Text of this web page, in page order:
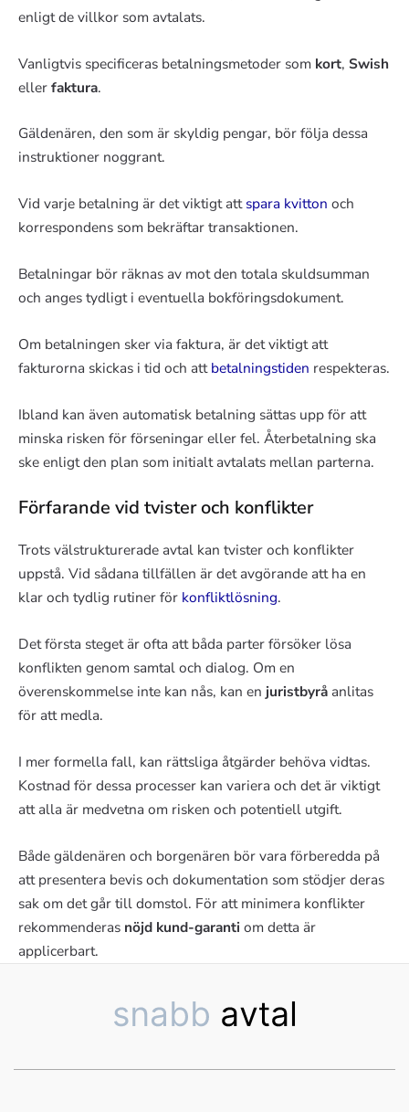
enligt de villkor som avtalats.
Vanligtvis specificeras betalningsmetoder som kort, Swish
ellerfaktura.
Gäldenären, den som är skyldig pengar, bör följa dessa
instruktioner noggrant.
Vid varje betalning är det viktigt attspara kvitton och
korrespondens som bekräftar transaktionen.
Betalningar bör räknas av mot den totala skuldsumman
och anges tydligt i eventuella bokföringsdokument.
Om betalningen sker via faktura, är det viktigt att
fakturorna skickas i tid och attbetalningstiden respekteras.
Ibland kan även automatisk betalning sättas upp för att
minska risken för förseningar eller fel. Återbetalning ska
ske enligt den plan som initialt avtalats mellan parterna.
Förfarande vid tvister och konflikter
Trots välstrukturerade avtal kan tvister och konflikter
uppstå. Vid sådana tillfällen är det avgörande att ha en
klar och tydlig rutiner för konfliktlösning.
Det första steget är ofta att båda parter försöker lösa
konflikten genom samtal och dialog. Om en
överenskommelse inte kan nås, kan en juristbyrå anlitas
för att medla.
I mer formella fall, kan rättsliga åtgärder behöva vidtas.
Kostnad för dessa processer kan variera och det är viktigt
att alla är medvetna om risken och potentiell utgift.
Både gäldenären och borgenären bör vara förberedda på
att presentera bevis och dokumentation som stödjer deras
sak om det går till domstol. För att minimera konflikter
rekommenderas nöjd kund-garanti om detta är
applicerbart.